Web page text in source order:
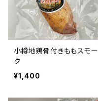
小樽地鶏骨付きももスモー
ク
¥1,400